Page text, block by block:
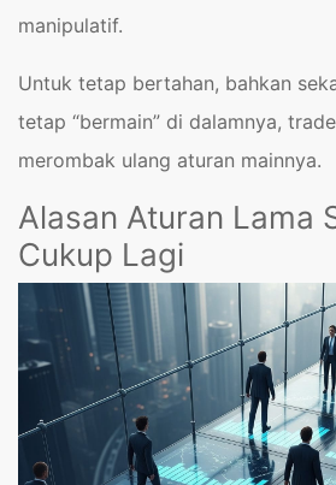
manipulatif.
Untuk tetap bertahan, bahkan
tetap “bermain” di dalamnya,
merombak ulang aturan mainnya.
Alasan Aturan Lama
Cukup Lagi